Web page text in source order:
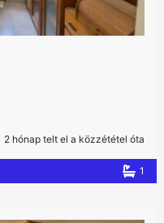
2 hónap telt el a közzététel óta
1